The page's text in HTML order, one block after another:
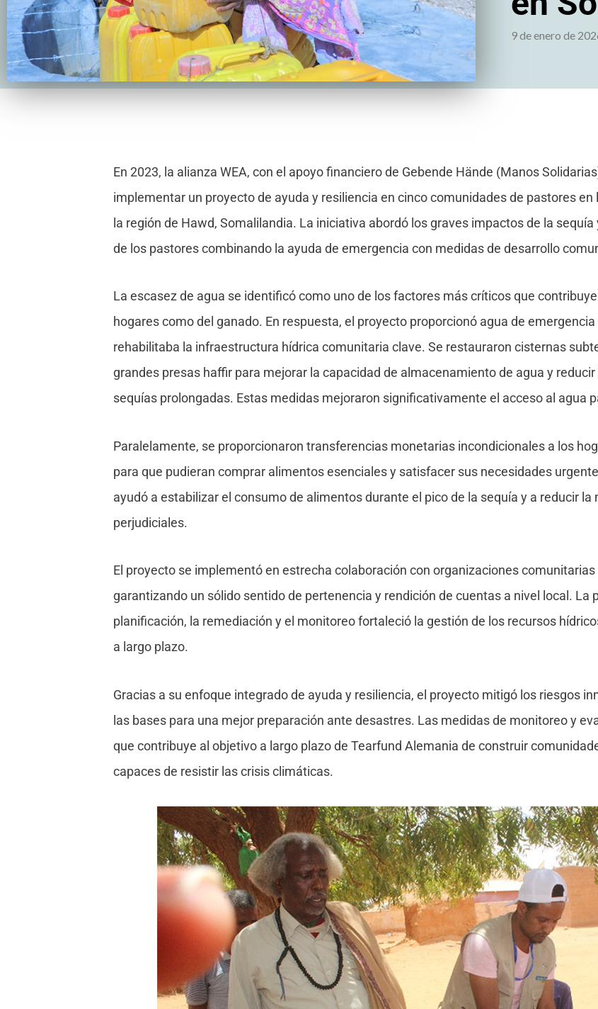
9 de enero de
En 2023, la alianza WEA, con el apoyo financiero de Gebende Hände (Manos
implementar un proyecto de ayuda y resiliencia en cinco comunidades de pastores
la región de Hawd, Somalilandia. La iniciativa abordó los graves impactos de la
de los pastores combinando la ayuda de emergencia con medidas de desarrollo
La escasez de agua se identificó como uno de los factores más críticos que
hogares como del ganado. En respuesta, el proyecto proporcionó agua de
rehabilitaba la infraestructura hídrica comunitaria clave. Se restauraron cisternas
grandes presas haffir para mejorar la capacidad de almacenamiento de agua y
sequías prolongadas. Estas medidas mejoraron significativamente el acceso al agua
Paralelamente, se proporcionaron transferencias monetarias incondicionales a los
para que pudieran comprar alimentos esenciales y satisfacer sus necesidades
ayudó a estabilizar el consumo de alimentos durante el pico de la sequía y a reducir
perjudiciales.
El proyecto se implementó en estrecha colaboración con organizaciones
garantizando un sólido sentido de pertenencia y rendición de cuentas a nivel local. La
planificación, la remediación y el monitoreo fortaleció la gestión de los recursos
a largo plazo.
Gracias a su enfoque integrado de ayuda y resiliencia, el proyecto mitigó los riesgos
las bases para una mejor preparación ante desastres. Las medidas de monitoreo y
que contribuye al objetivo a largo plazo de Tearfund Alemania de construir
capaces de resistir las crisis climáticas.